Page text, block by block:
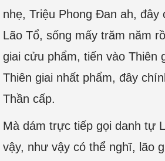
nhẹ, Triệu Phong Đan ah, đây
Lão Tổ, sống mấy trăm năm
giai cửu phẩm, tiến vào Thiên
Thiên giai nhất phẩm, đây
Thần cấp.
Mà dám trực tiếp gọi danh tự
vậy, như vậy có thể nghĩ, lão